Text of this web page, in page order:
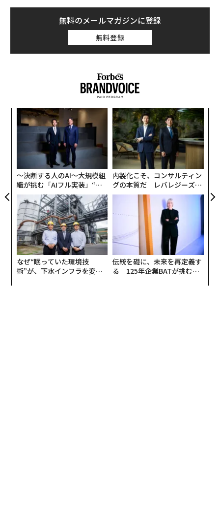
テイラー・スウィフト
ジャスティン・ビーバー
エド・シーラン
ショーン・コムズ
チャンス・ザ・ラッパー
ニッキー・ミナージュ
リル・ウェイン
ブリトニー・スピアーズ
カニエ・ウェスト/Ye
アリアナ・グランデ
サム・スミス レビ
Sony/ソニー
スターダム
ロック・ネイション
デル／Dell
LEGO/レゴ
ジンガ
advertisement
ト、石油、ガス、運輸、銀行等の分野に展開するコング
ロマリット。しかし、ダンゴートの資産額は昨年より約
50億ドル少ない167億ドル(約2兆610億円)だった。ナイ
ジェリアの通貨ナイラの下落と、ダンコート・セメント
の株価下落が原因とみられる。
2位は資産額66億ドル(約8,150億円)と推定されるニッキ
ー・オッペンハイマー。昨年の3位から1つ順位を上げ
た。ダイヤモンドの採鉱から流通、加工、卸売までを手
掛ける南アフリカのデビアスの会長だったが、保有して
いた同社株を2012年、米アングロ・アメリカンに51億ド
ルで売却した。
無料のメールマガジンに登録
無料登録
〜決断する人のAI〜大規模組
織が挑む「AIフル実装」“使
う”企業から“動く”企業へ【N
TTドコモビジネス×PwC】
内製化こそ、コンサルティン
グの本質だ レバレジーズが
実践する、次世代ファームの
なぜ“眠っていた環境技
術”が、下水インフラを変え
伝統を礎に、未来を再定義す
る 125年企業BATが挑むス